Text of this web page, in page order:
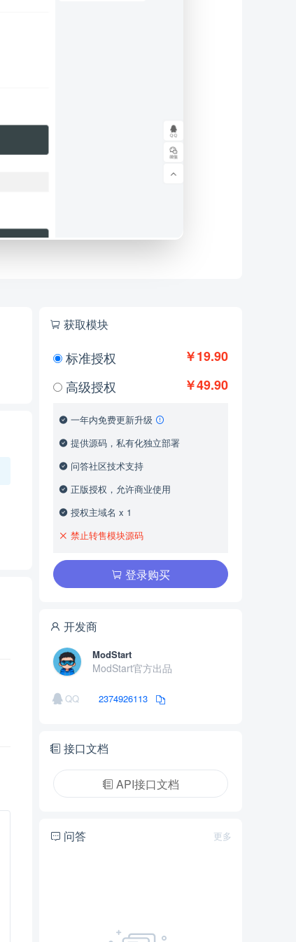
获取模块
￥19.90
标准授权
￥49.90
高级授权
一年内免费更新升级
提供源码，私有化独立部署
问答社区技术支持
正版授权，允许商业使用
授权主域名 x 1
禁止转售模块源码
登录购买
开发商
ModStart
ModStart官方出品
QQ 2374926113
接口文档
API接口文档
更多
问答